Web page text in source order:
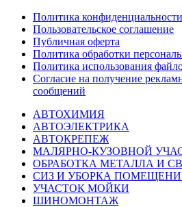
Политика конфиденциальности
Пользовательское соглашение
Публичная оферта
Политика обработки
Политика использования
Согласие на получение
сообщений
АВТОХИМИЯ
АВТОЭЛЕКТРИКА
АВТОКРЕПЕЖ
МАЛЯРНО-КУЗОВНОЙ
ОБРАБОТКА МЕТАЛЛА И
СИЗ И УБОРКА
УЧАСТОК МОЙКИ
ШИНОМОНТАЖ